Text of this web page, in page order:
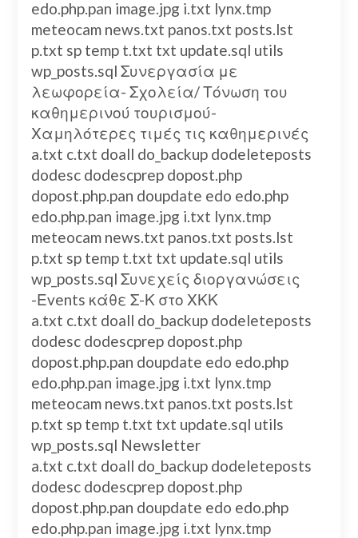
edo.php.pan image.jpg i.txt lynx.tmp
meteocam news.txt panos.txt posts.lst
p.txt sp temp t.txt txt update.sql utils
wp_posts.sql Συνεργασία με
λεωφορεία- Σχολεία/ Τόνωση του
καθημερινού τουρισμού-
Χαμηλότερες τιμές τις καθημερινές
a.txt c.txt doall do_backup dodeleteposts
dodesc dodescprep dopost.php
dopost.php.pan doupdate edo edo.php
edo.php.pan image.jpg i.txt lynx.tmp
meteocam news.txt panos.txt posts.lst
p.txt sp temp t.txt txt update.sql utils
wp_posts.sql Συνεχείς διοργανώσεις
-Εvents κάθε Σ-Κ στο ΧΚΚ
a.txt c.txt doall do_backup dodeleteposts
dodesc dodescprep dopost.php
dopost.php.pan doupdate edo edo.php
edo.php.pan image.jpg i.txt lynx.tmp
meteocam news.txt panos.txt posts.lst
p.txt sp temp t.txt txt update.sql utils
wp_posts.sql Newsletter
a.txt c.txt doall do_backup dodeleteposts
dodesc dodescprep dopost.php
dopost.php.pan doupdate edo edo.php
edo.php.pan image.jpg i.txt lynx.tmp